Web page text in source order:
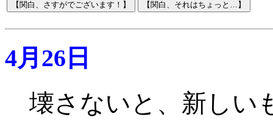
4月26日
壊さないと、新しい